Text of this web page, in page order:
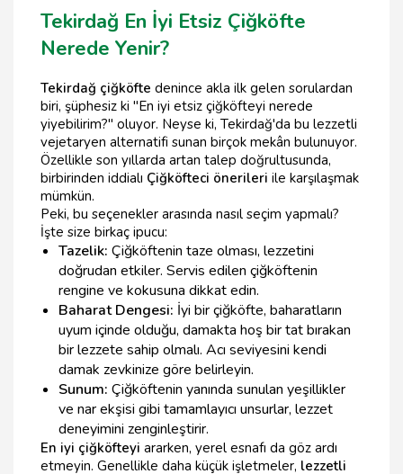
Tekirdağ En İyi Etsiz Çiğköfte
Nerede Yenir?
Tekirdağ çiğköfte denince akla ilk gelen sorulardan
biri, şüphesiz ki "En iyi etsiz çiğköfteyi nerede
yiyebilirim?" oluyor. Neyse ki, Tekirdağ'da bu lezzetli
vejetaryen alternatifi sunan birçok mekân bulunuyor.
Özellikle son yıllarda artan talep doğrultusunda,
birbirinden iddialı Çiğköfteci önerileri ile karşılaşmak
mümkün.
Peki, bu seçenekler arasında nasıl seçim yapmalı?
İşte size birkaç ipucu:
Tazelik: Çiğköftenin taze olması, lezzetini
doğrudan etkiler. Servis edilen çiğköftenin
rengine ve kokusuna dikkat edin.
Baharat Dengesi: İyi bir çiğköfte, baharatların
uyum içinde olduğu, damakta hoş bir tat bırakan
bir lezzete sahip olmalı. Acı seviyesini kendi
damak zevkinize göre belirleyin.
Sunum: Çiğköftenin yanında sunulan yeşillikler
ve nar ekşisi gibi tamamlayıcı unsurlar, lezzet
deneyimini zenginleştirir.
En iyi çiğköfteyi ararken, yerel esnafı da göz ardı
etmeyin. Genellikle daha küçük işletmeler, lezzetli